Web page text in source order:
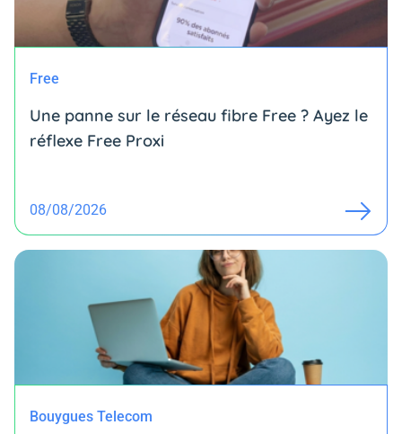
Free
Une panne sur le réseau fibre Free ? Ayez le
réflexe Free Proxi
08/08/2026
Bouygues Telecom